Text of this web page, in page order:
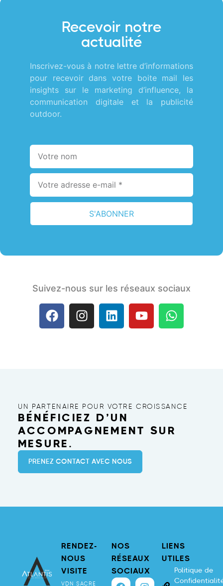
Recevoir notre
actualité
Inscrivez-vous à notre lettre d’informations
pour recevoir dans votre boite mail les
insights sur le marketing d’influence, la
communication digitale et la publicité
outdoor.
S'ABONNER
Suivez-nous sur les réseaux sociaux
UN PARTENAIRE POUR VOTRE CROISSANCE
BÉNÉFICIEZ D’UN
ACCOMPAGNEMENT SUR
MESURE.
PRENEZ CONTACT AVEC NOUS
RENDEZ-
NOUS
VISITE
VDN SACRE
NOS
RÉSEAUX
SOCIAUX
LIENS
UTILES
Politique de